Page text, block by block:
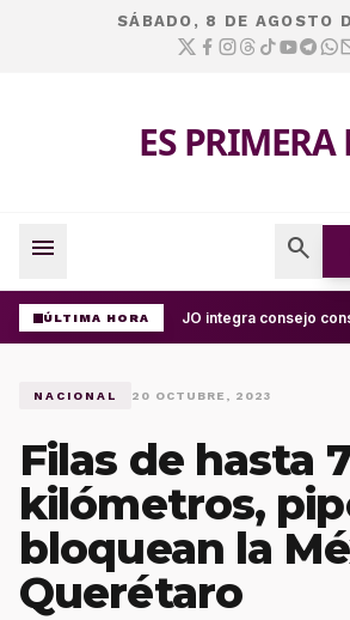
SÁBADO, 8 DE AGOSTO
ES PRIMERA
menu search
ÚLTIMA HORAUABJO integra consejo
NACIONAL 20 OCTUBRE, 2023
Filas de hasta
kilómetros,
bloquean la
Querétaro